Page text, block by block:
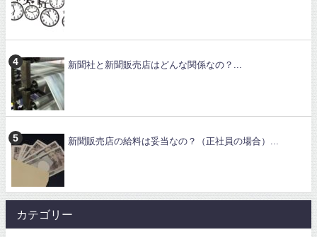
新聞社と新聞販売店はどんな関係なの？...
新聞販売店の給料は妥当なの？（正社員の場合）...
カテゴリー